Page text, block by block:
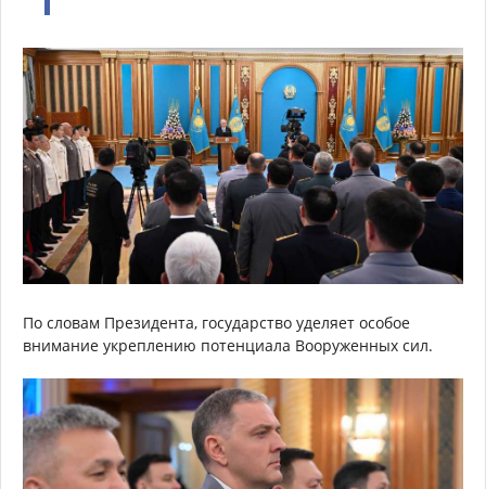
По словам Президента, государство уделяет особое
внимание укреплению потенциала Вооруженных сил.